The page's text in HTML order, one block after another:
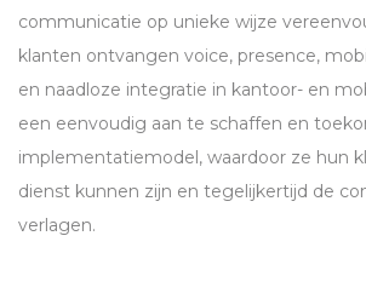
communicatie op unieke wijze
klanten ontvangen voice, presence,
en naadloze integratie in kantoor- en
een eenvoudig aan te schaffen en
implementatiemodel, waardoor ze hun
dienst kunnen zijn en tegelijkertijd de
verlagen.